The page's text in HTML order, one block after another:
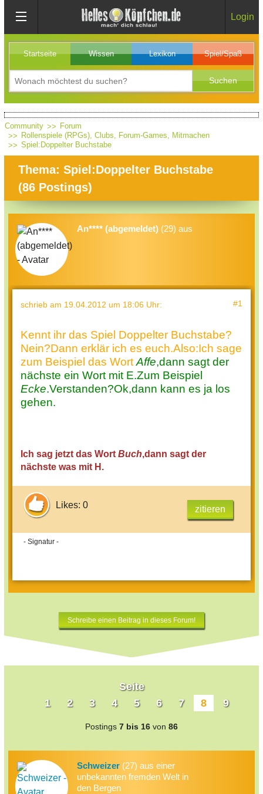
Login
Startseite Wissen Lexikon Spiel/Spaß
Community
Forum
Rollenspiele (RPGs), Clubs, Forum-Games, Mitmachen
Spiel:Doppelter Buchstabe
Thema: Spiel:Doppelter Buchstabe
(86 Postings)
An**** (abgemeldet) (29) aus
schrieb am 19.04.2012 um 18:06 Uhr: #1
Kennt ihr das Spiel Doppelter Buchstabe?
Nein?Dann erklär ich es euch.Also:Ich sage
zum Beispiel das Wort Affe,dann sagt der
nächste ein Wort mit E.Zum Beispiel
Ecke.Verstanden?Ok,dann kann es ja los
gehen.
Ich sag jetzt das Wort Buch,dann sagt der
nächste was mit H.
Likes: 0 zitieren
- Signatur -
Schreibe einen Beitrag in dieses Forum!
Seite
1
2 3 4 5 6 7 8 9
Postings 7 bis 16 von 86
Schweizer (27) aus einer
unbekannten fremden Welt in
den Bergen